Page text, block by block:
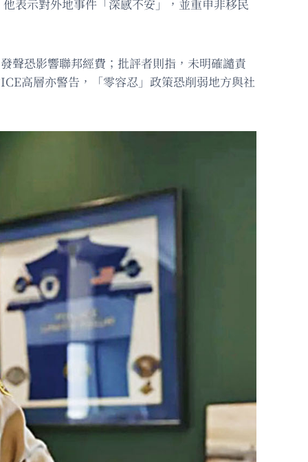
表示對外地事件「深感不安」，並重申非移民
聲恐影響聯邦經費；批評者則指，未明確譴責
高層亦警告，「零容忍」政策恐削弱地方與社